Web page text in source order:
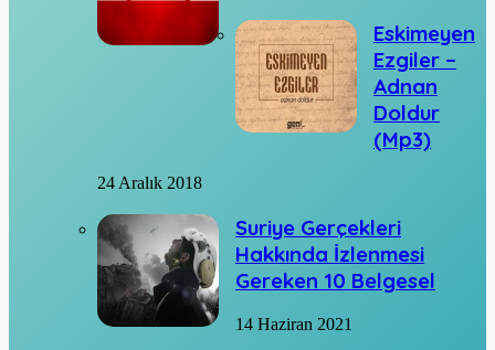
Eskimeyen
Ezgiler –
Adnan
Doldur
(Mp3)
24 Aralık 2018
Suriye Gerçekleri
Hakkında İzlenmesi
Gereken 10 Belgesel
14 Haziran 2021